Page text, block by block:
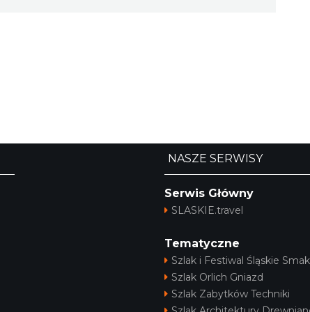
NASZE SERWISY
Serwis Główny
SLASKIE.travel
Tematyczne
Szlak i Festiwal Śląskie
Szlak Orlich Gniazd
Szlak Zabytków Techniki